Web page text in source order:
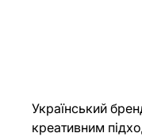
Український
креативним